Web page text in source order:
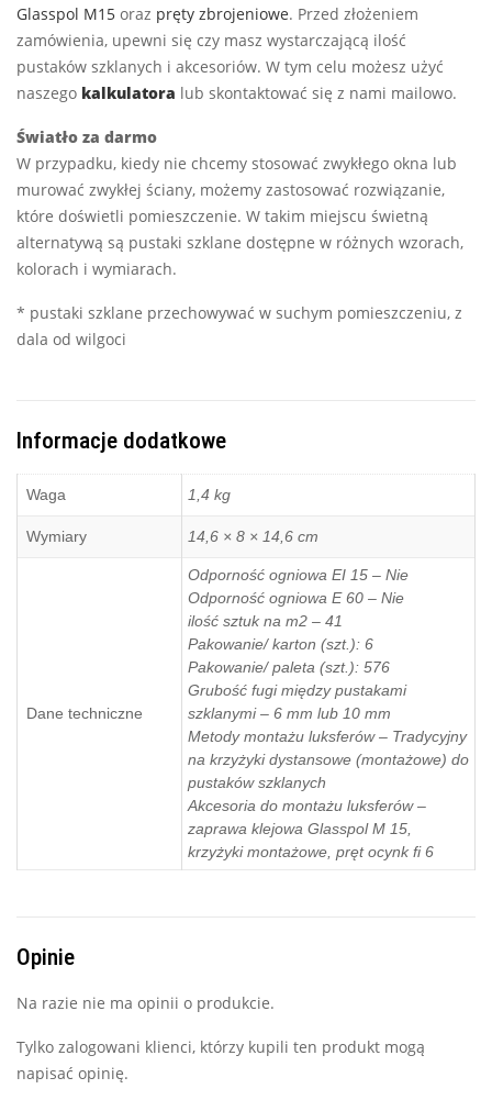
Glasspol M15 oraz pręty zbrojeniowe. Przed złożeniem
zamówienia, upewni się czy masz wystarczającą ilość
pustaków szklanych i akcesoriów. W tym celu możesz użyć
naszego kalkulatora lub skontaktować się z nami mailowo.
Światło za darmo
W przypadku, kiedy nie chcemy stosować zwykłego okna lub
murować zwykłej ściany, możemy zastosować rozwiązanie,
które doświetli pomieszczenie. W takim miejscu świetną
alternatywą są pustaki szklane dostępne w różnych wzorach,
kolorach i wymiarach.
* pustaki szklane przechowywać w suchym pomieszczeniu, z
dala od wilgoci
Informacje dodatkowe
Waga 1,4 kg
Wymiary 14,6 × 8 × 14,6 cm
Dane techniczne
Odporność ogniowa EI 15 – Nie
Odporność ogniowa E 60 – Nie
ilość sztuk na m2 – 41
Pakowanie/ karton (szt.): 6
Pakowanie/ paleta (szt.): 576
Grubość fugi między pustakami
szklanymi – 6 mm lub 10 mm
Metody montażu luksferów – Tradycyjny
na krzyżyki dystansowe (montażowe) do
pustaków szklanych
Akcesoria do montażu luksferów –
zaprawa klejowa Glasspol M 15,
krzyżyki montażowe, pręt ocynk fi 6
Opinie
Na razie nie ma opinii o produkcie.
Tylko zalogowani klienci, którzy kupili ten produkt mogą
napisać opinię.